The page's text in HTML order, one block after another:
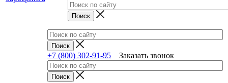
+7 (800) 302-91-95 Заказать звонок